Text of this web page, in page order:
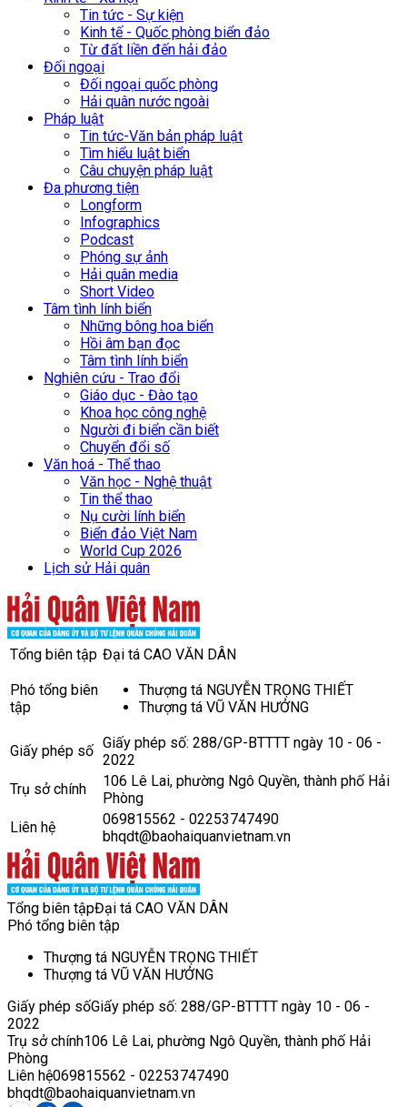
Tin tức - Sự kiện
Kinh tế - Quốc phòng biển đảo
Từ đất liền đến hải đảo
Đối ngoại
Đối ngoại quốc phòng
Hải quân nước ngoài
Pháp luật
Tin tức-Văn bản pháp luật
Tìm hiểu luật biển
Câu chuyện pháp luật
Đa phương tiện
Longform
Infographics
Podcast
Phóng sự ảnh
Hải quân media
Short Video
Tâm tình lính biển
Những bông hoa biển
Hồi âm bạn đọc
Tâm tình lính biển
Nghiên cứu - Trao đổi
Giáo dục - Đào tạo
Khoa học công nghệ
Người đi biển cần biết
Chuyển đổi số
Văn hoá - Thể thao
Văn học - Nghệ thuật
Tin thể thao
Nụ cười lính biển
Biển đảo Việt Nam
World Cup 2026
Lịch sử Hải quân
Tổng biên tập Đại tá CAO VĂN DÂN
Phó tổng biên
tập
Thượng tá NGUYỄN TRỌNG THIẾT
Thượng tá VŨ VĂN HƯỞNG
Giấy phép số Giấy phép số: 288/GP-BTTTT ngày 10 - 06 -
2022
Trụ sở chính
106 Lê Lai, phường Ngô Quyền, thành phố Hải
Phòng
Liên hệ
069815562 - 02253747490
bhqdt@baohaiquanvietnam.vn
Tổng biên tậpĐại tá CAO VĂN DÂN
Phó tổng biên tập
Thượng tá NGUYỄN TRỌNG THIẾT
Thượng tá VŨ VĂN HƯỞNG
Giấy phép sốGiấy phép số: 288/GP-BTTTT ngày 10 - 06 -
2022
Trụ sở chính106 Lê Lai, phường Ngô Quyền, thành phố Hải
Phòng
Liên hệ069815562 - 02253747490
bhqdt@baohaiquanvietnam.vn